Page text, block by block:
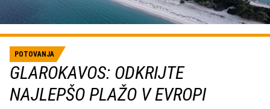
POTOVANJA
GLAROKAVOS: ODKRIJTE
NAJLEPŠO PLAŽO V EVROPI